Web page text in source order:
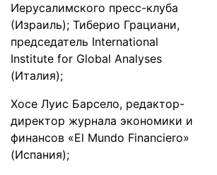
Иерусалимского пресс-клуба
(Израиль); Тиберио Грациани,
председатель International
Institute for Global Analyses
(Италия);
Хосе Луис Барсело, редактор-
директор журнала экономики и
финансов «El Mundo Financiero»
(Испания);